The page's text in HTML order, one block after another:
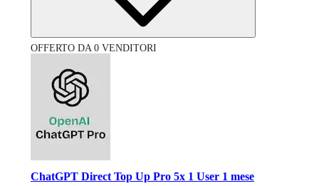
OFFERTO DA 0 VENDITORI
ChatGPT Direct Top Up Pro 5x 1 User 1 mese